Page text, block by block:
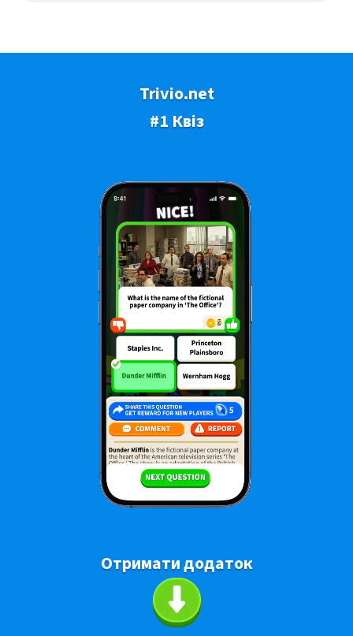
Trivio.net
#1 Квіз
Отримати додаток